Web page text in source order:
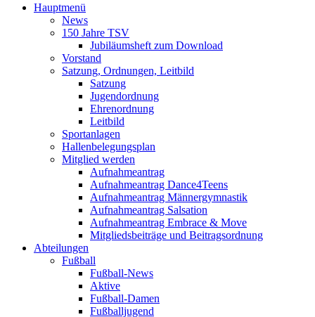
Hauptmenü
News
150 Jahre TSV
Jubiläumsheft zum Download
Vorstand
Satzung, Ordnungen, Leitbild
Satzung
Jugendordnung
Ehrenordnung
Leitbild
Sportanlagen
Hallenbelegungsplan
Mitglied werden
Aufnahmeantrag
Aufnahmeantrag Dance4Teens
Aufnahmeantrag Männergymnastik
Aufnahmeantrag Salsation
Aufnahmeantrag Embrace & Move
Mitgliedsbeiträge und Beitragsordnung
Abteilungen
Fußball
Fußball-News
Aktive
Fußball-Damen
Fußballjugend